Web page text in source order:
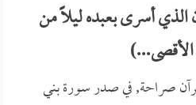
أسرى بعبده ليلاً من
الأقصى...)
صراحة, في صدر سورة بني